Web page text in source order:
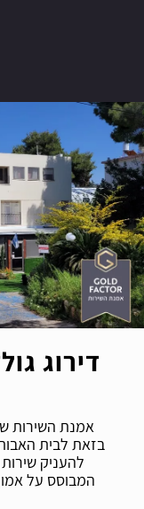
דירוג
בזאת לבית
להעניק
המבוסס על